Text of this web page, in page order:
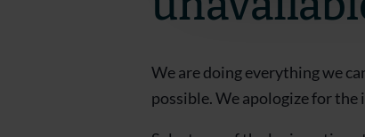
We are doing everything we
possible. We apologize for the